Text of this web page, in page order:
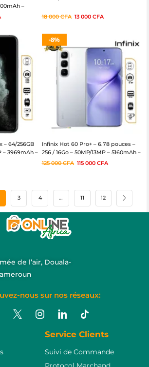
–
18 000CFA 13 000 CFA
– 64/256GB
– 3969mAh –
8%
Infinix Hot 60 Pro+ – 6.78 pouces –
256 / 16Go – 50MP/13MP – 5160mAh –
12mois – Prix Cameroun
125 000CFA 115 000 CFA
3 4 … 11 12
de l’air, Douala-
nous sur nos réseaux:
Service Clients
Suivi de Commande